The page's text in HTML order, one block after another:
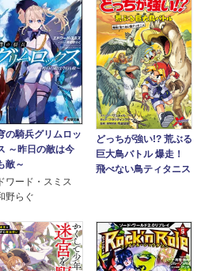
の騎兵グリムロッ
～昨日の敵は今
敵～
ワード・スミス
野らぐ
どっちが強い!? 荒ぶる
巨大鳥バトル 爆走！
飛べない鳥ティタニス